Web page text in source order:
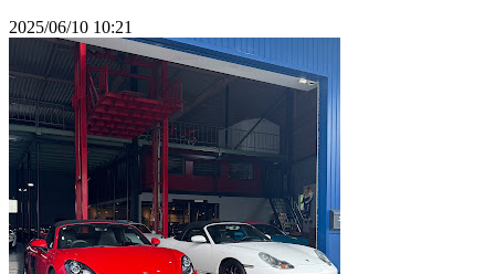
2025/06/10 10:21